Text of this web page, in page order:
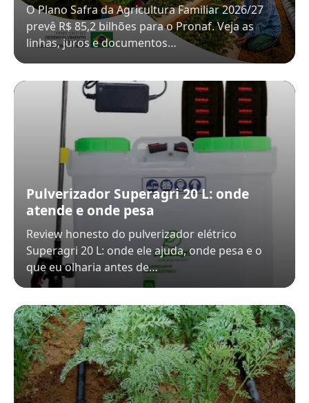
O Plano Safra da Agricultura Familiar 2026/27
prevê R$ 85,2 bilhões para o Pronaf. Veja as
linhas, juros e documentos…
Pulverizador Superagri 20 L: onde
atende e onde pesa
Review honesto do pulverizador elétrico
Superagri 20 L: onde ele ajuda, onde pesa e o
que eu olharia antes de…